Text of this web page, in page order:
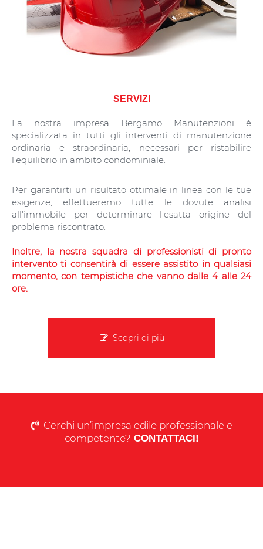
SERVIZI
La nostra impresa Bergamo Manutenzioni è
specializzata in tutti gli interventi di manutenzione
ordinaria e straordinaria, necessari per ristabilire
l'equilibrio in ambito condominiale.
Per garantirti un risultato ottimale in linea con le tue
esigenze, effettueremo tutte le dovute analisi
all'immobile per determinare l'esatta origine del
problema riscontrato.
Inoltre, la nostra squadra di professionisti di pronto
intervento ti consentirà di essere assistito in qualsiasi
momento, con tempistiche che vanno dalle 4 alle 24
ore.
Scopri di più
Cerchi un’impresa edile professionale e
competente? CONTATTACI!